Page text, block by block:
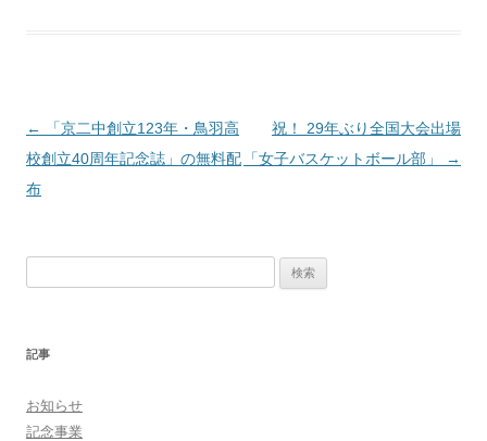
投稿ナビゲーション
←
「京二中創立123年・鳥羽高
校創立40周年記念誌」の無料配
布
祝！ 29年ぶり全国大会出場
「女子バスケットボール部」
→
記事
お知らせ
記念事業